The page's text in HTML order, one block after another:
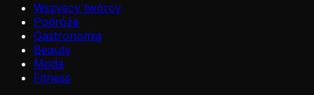
Wszyscy twórcy
Podróże
Gastronomia
Beauty
Moda
Fitness